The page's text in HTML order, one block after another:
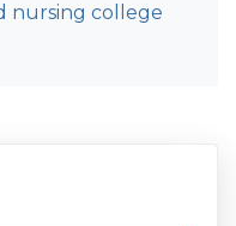
nursing college